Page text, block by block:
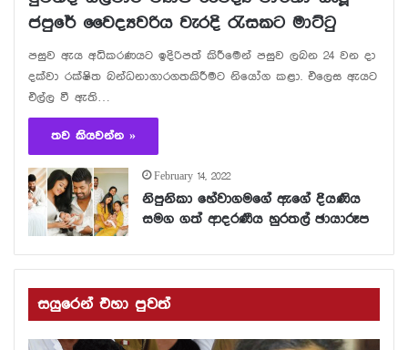
ජපුරේ වෛද්‍යවරිය වැරදි රැසකට මාට්ටු
පසුව ඇය අධිකරණයට ඉදිරිපත් කිරීමෙන් පසුව ලබන 24 වන දා
දක්වා රක්ෂිත බන්ධනාගාරගතකිරීමට නියෝග කළා. එලෙස ඇයට
එල්ල වී ඇති…
තව කියවන්න »
February 14, 2022
නිපුනිකා හේවාගමගේ ඇගේ දියණිය
සමග ගත් ආදරණීය හුරතල් ඡායාරූප
සයුරෙන් එහා පුවත්